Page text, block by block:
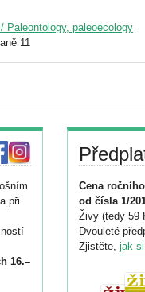
Paleontology, paleoecology
11
při
16.–
Cena
od čísla 1/
Živy (tedy 59
Dvouleté
Zjistěte, jak